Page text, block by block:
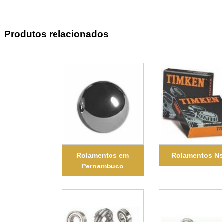
Produtos relacionados
Rolamentos em
Pernambuco
Rolamentos